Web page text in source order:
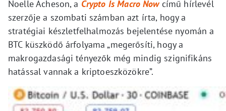
Noelle Acheson, a Crypto Is Macro Nowcímű hírlevél
szerzője a szombati számban azt írta, hogy a
stratégiai készletfelhalmozás bejelentése nyomán a
BTC küszködő árfolyama „megerősíti, hogy a
makrogazdasági tényezők még mindig szignifikáns
hatással vannak a kriptoeszközökre”.